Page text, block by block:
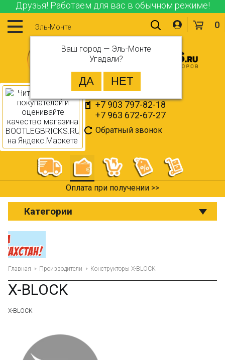
Друзья! Работаем для вас в обычном режиме!
Эль-Монте
Ваш город — Эль-Монте
Угадали?
+7 903 797-82-18
+7 963 672-67-27
Обратный звонок
0
Оплата при получении >>
Категории
Главная Производители Конструкторы X-BLOCK
X-BLOCK
X-BLOCK